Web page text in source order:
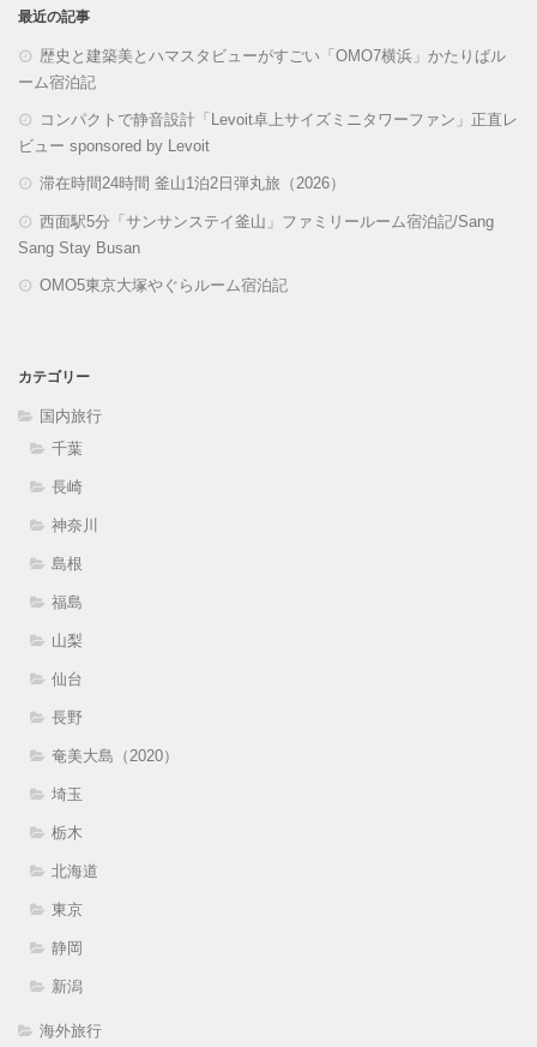
最近の記事
歴史と建築美とハマスタビューがすごい「OMO7横浜」かたりばル
ーム宿泊記
コンパクトで静音設計「Levoit卓上サイズミニタワーファン」正直レ
ビュー sponsored by Levoit
滞在時間24時間 釜山1泊2日弾丸旅（2026）
西面駅5分「サンサンステイ釜山」ファミリールーム宿泊記/Sang
Sang Stay Busan
OMO5東京大塚やぐらルーム宿泊記
カテゴリー
国内旅行
千葉
長崎
神奈川
島根
福島
山梨
仙台
長野
奄美大島（2020）
埼玉
栃木
北海道
東京
静岡
新潟
海外旅行